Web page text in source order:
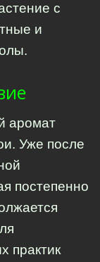
с
и
аромат
Уже после
постепенно
практик